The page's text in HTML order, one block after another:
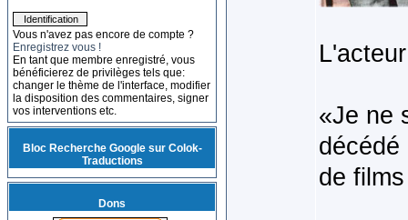
Vous n'avez pas encore de compte ?
Enregistrez vous !
En tant que membre enregistré, vous
bénéficierez de privilèges tels que:
changer le thème de l'interface, modifier
la disposition des commentaires, signer
vos interventions etc.
Bloc Recherche Google sur Colok-
Traductions
Dons
«Je ne
décédé
de